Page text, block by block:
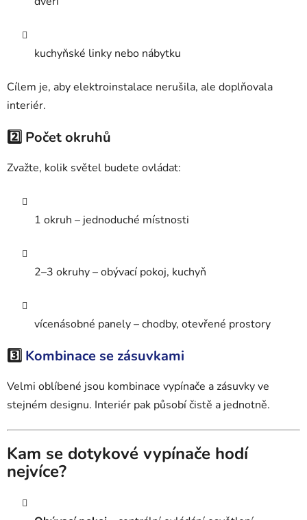
kuchyňské linky nebo nábytku
Cílem je, aby elektroinstalace nerušila, ale doplňovala
interiér.
2️⃣ Počet okruhů
Zvažte, kolik světel budete ovládat:
1 okruh – jednoduché místnosti
2–3 okruhy – obývací pokoj, kuchyň
vícenásobné panely – chodby, otevřené prostory
3️⃣ Kombinace se zásuvkami
Velmi oblíbené jsou kombinace vypínače a zásuvky ve
stejném designu. Interiér pak působí čistě a jednotně.
Kam se dotykové vypínače hodí
nejvíce?